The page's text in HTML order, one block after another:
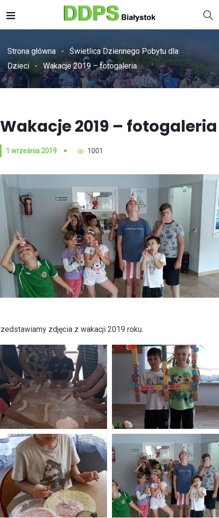
Strona główna
Świetlica Dziennego Pobytu dla
Dzieci
Wakacje 2019 – fotogaleria
Wakacje 2019 – fotogaleria
1 września 2019 1001
zdjęcia z wakacji 2019 roku.